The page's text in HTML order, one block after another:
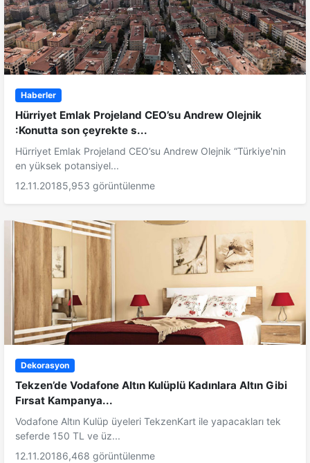
Haberler
Hürriyet Emlak Projeland CEO’su Andrew Olejnik
:Konutta son çeyrekte s...
Hürriyet Emlak Projeland CEO’su Andrew Olejnik “Türkiye'nin
en yüksek potansiyel...
12.11.20185,953 görüntülenme
Dekorasyon
Tekzen’de Vodafone Altın Kulüplü Kadınlara Altın Gibi
Fırsat Kampanya...
Vodafone Altın Kulüp üyeleri TekzenKart ile yapacakları tek
seferde 150 TL ve üz...
12.11.20186,468 görüntülenme